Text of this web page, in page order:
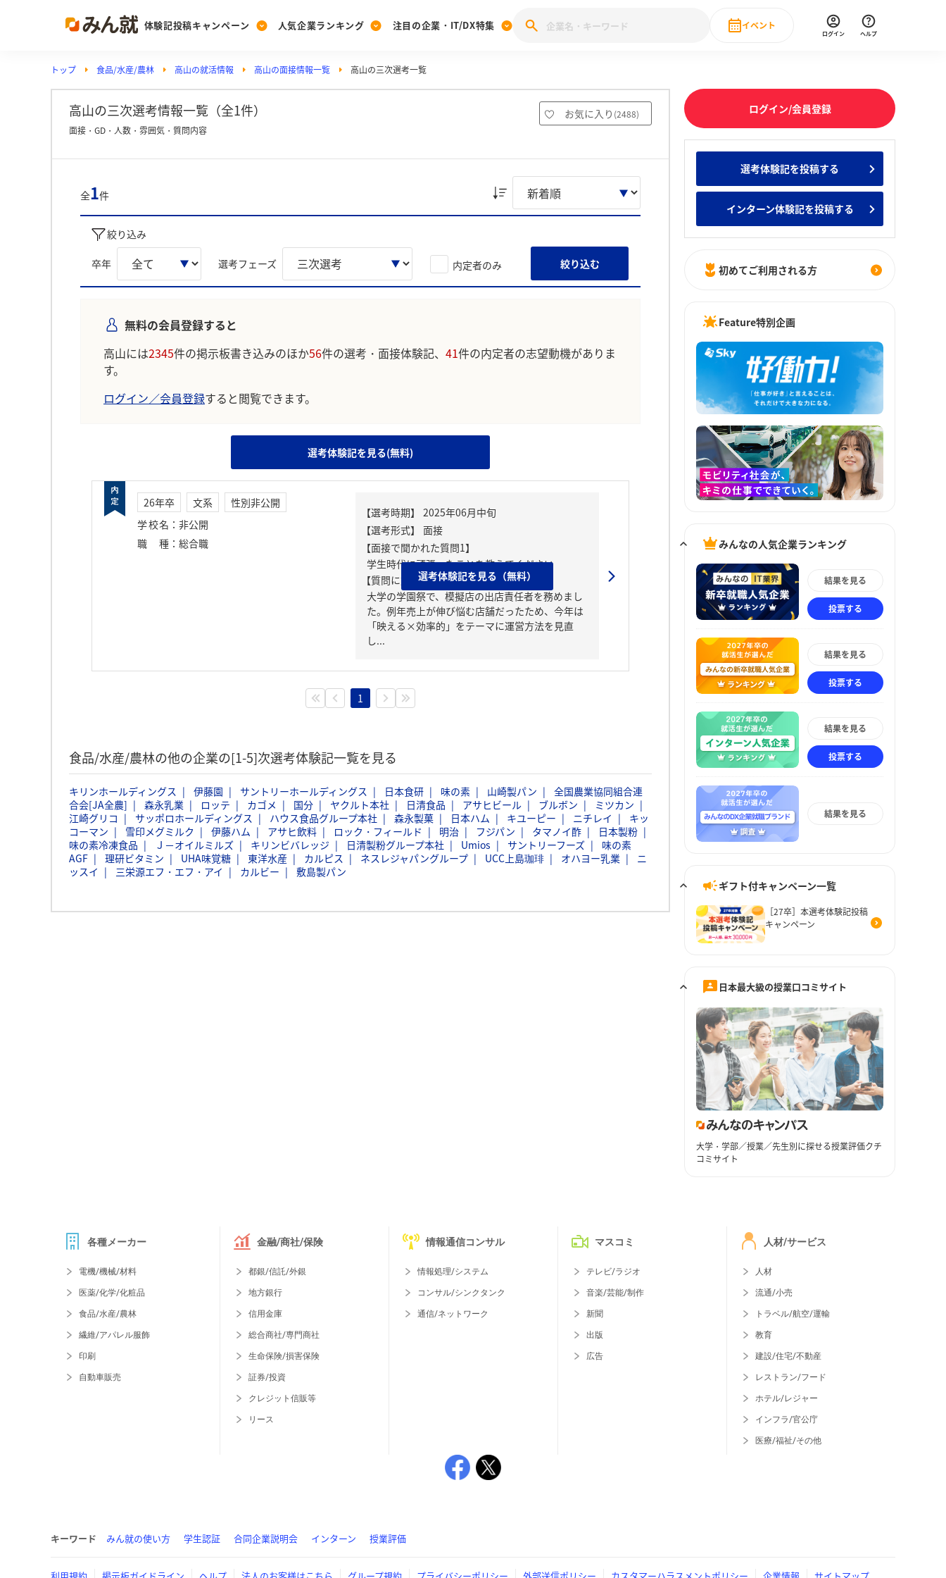
体験記投稿キャンペーン
Post
投稿する
[27卒] 本選考体験記投稿キャンペーン
人気企業ランキング
Ranking
ランキングを見る
Vote みんなの新卒就職人気企業ランキング みんなのインターン人気企業ランキ
注目の企業・IT/DX特集
PickUp
注目の企業特集
28卒 IT・DX現場社員インタビュー
イベント
直近のイベント一覧
ログイン ヘルプ
トップ 食品/水産/農林 高山の就活情報 高山の面接情報一覧 高山の三次選考一覧
高山の三次選考情報一覧（全1件） お気に入り (2488)
面接・GD・人数・雰囲気・質問内容
全1件
絞り込み
卒年 選考フェーズ 内定者のみ 絞り込む
無料の会員登録すると
高山には2345件の掲示板書き込みのほか56件の選考・面接体験記、 41件の内定者の志望動機がありま
す。
ログイン／会員登録すると閲覧できます。
選考体験記を見る(無料)
26年卒 文系
性別非公開
学校名 ： 非公開
職種 ： 総合職
【面接で聞かれた質問1】
学生時代に頑張ったことを教えてください
【質問に対する回答1】
大学の学園祭で、模擬店の出店責任者を務めまし
た。例年売上が伸び悩む店舗だったため、今年は
「映える×効率的」をテーマに運営方法を見直
し...
選考体験記を見る（無料）
1
食品/水産/農林の他の企業の[1-5]次選考体験記一覧を見る
キリンホールディングス 伊藤園 サントリーホールディングス 日本食研 味の素 山崎製パン
全国農業協同組合連
合会[JA全農]
森永乳業 ロッテ カゴメ 国分 ヤクルト本社 日清食品 アサヒビール ブルボン
ミツカン
江崎グリコ
サッポロホールディングス ハウス食品グループ本社 森永製菓 日本ハム キユーピー ニチレイ
キッ
コーマン
雪印メグミルク 伊藤ハム アサヒ飲料 ロック・フィールド 明治 フジパン タマノイ酢
日本製粉
味の素冷凍食品
Ｊ－オイルミルズ キリンビバレッジ 日清製粉グループ本社 Umios サントリーフーズ
味の素
AGF
理研ビタミン UHA味覚糖 東洋水産 カルピス ネスレジャパングループ UCC上島珈琲 オハヨー乳業
ニ
ッスイ
三栄源エフ・エフ・アイ カルビー 敷島製パン
ログイン/会員登録
選考体験記を投稿する
インターン体験記を投稿する
初めてご利用される方
Feature特別企画
みんなの人気企業ランキング
結果を見る
投票する
結果を見る
投票する
結果を見る
投票する
結果を見る
ギフト付キャンペーン一覧
［27卒］本選考体験記投稿
キャンペーン
日本最大級の授業口コミサイト
大学・学部／授業／先生別に探せる授業評価クチ
コミサイト
各種メーカー
電機/機械/材料
医薬/化学/化粧品
食品/水産/農林
繊維/アパレル服飾
印刷
自動車販売
金融/商社/保険
都銀/信託/外銀
地方銀行
信用金庫
総合商社/専門商社
生命保険/損害保険
証券/投資
クレジット信販等
リース
情報通信コンサル
情報処理/システム
コンサル/シンクタンク
通信/ネットワーク
マスコミ
テレビ/ラジオ
音楽/芸能/制作
新聞
出版
広告
人材/サービス
人材
流通/小売
トラベル/航空/運輸
教育
建設/住宅/不動産
レストラン/フード
ホテル/レジャー
インフラ/官公庁
医療/福祉/その他
キーワード みん就の使い方 学生認証 合同企業説明会 インターン 授業評価